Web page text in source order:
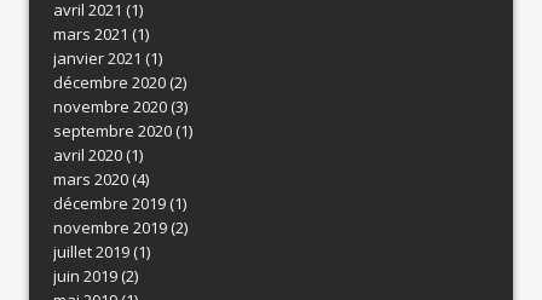
avril 2021 (1)
mars 2021 (1)
janvier 2021 (1)
décembre 2020(2)
novembre 2020(3)
septembre 2020(1)
avril 2020(1)
mars 2020(4)
décembre 2019(1)
novembre 2019(2)
juillet 2019(1)
juin 2019(2)